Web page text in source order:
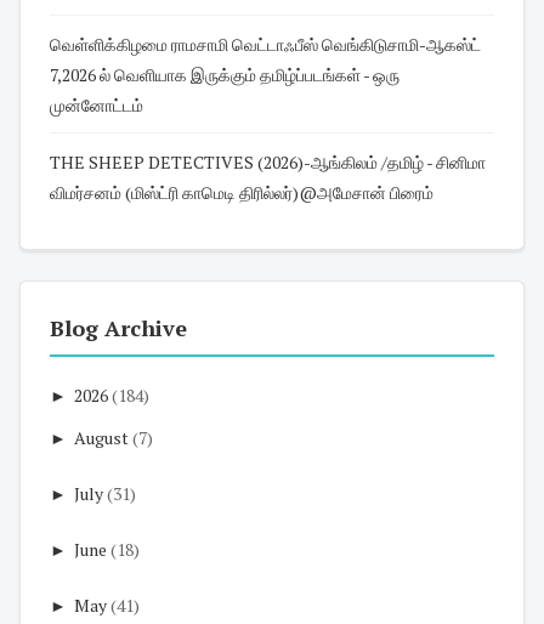
வெள்ளிக்கிழமை ராமசாமி வெட்டாஃபீஸ் வெங்கிடுசாமி-ஆகஸ்ட்
7,2026 ல் வெளியாக இருக்கும் தமிழ்ப்படங்கள் - ஒரு
முன்னோட்டம்
THE SHEEP DETECTIVES (2026)-ஆங்கிலம் /தமிழ் - சினிமா
விமர்சனம் (மிஸ்ட்ரி காமெடி திரில்லர்)@அமேசான் பிரைம்
Blog Archive
► 2026(184)
► August(7)
► July(31)
► June (18)
► May(41)